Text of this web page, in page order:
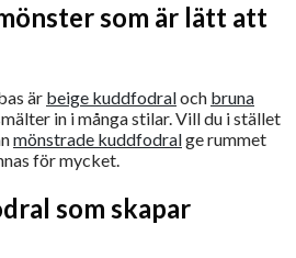
som är lätt att
är beige kuddfodraloch bruna
in i många stilar. Vill du i stället
mönstrade kuddfodralge rummet
för mycket.
som skapar